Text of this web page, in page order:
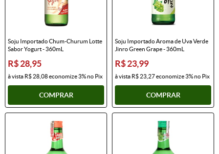
Soju Importado Chum-Churum Lotte
Sabor Yogurt - 360mL
R$ 28,95
à vista R$ 28,08economize3%no Pix
COMPRAR
Soju Importado Aroma de Uva Verde
Jinro Green Grape - 360mL
R$ 23,99
à vista R$ 23,27economize3%no Pix
COMPRAR